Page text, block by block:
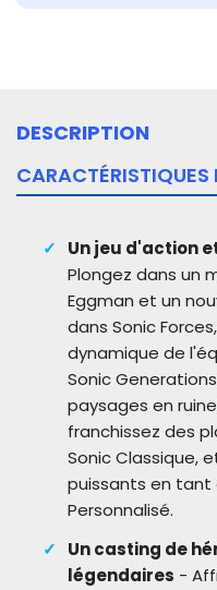
DESCRIPTION
CARACTÉRISTIQUES
Un jeu d'action
Plongez dans un
Eggman et un
dans Sonic
dynamique de
Sonic
paysages en
franchissez des
Sonic Classique,
puissants en tant
Personnalisé.
Un casting de
légendaires -